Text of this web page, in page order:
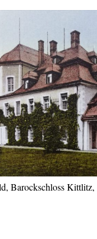
Barockschloss Kittlitz,